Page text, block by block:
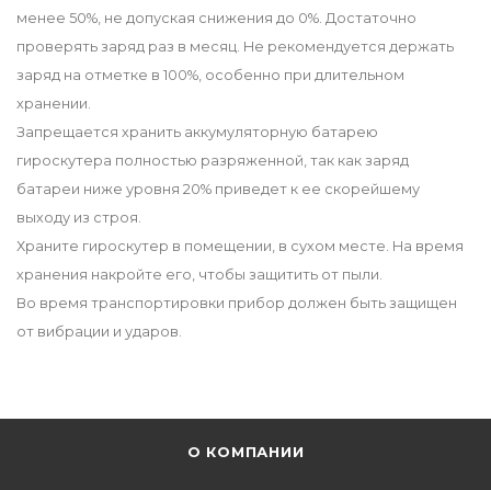
менее 50%, не допуская снижения до 0%. Достаточно
проверять заряд раз в месяц. Не рекомендуется держать
заряд на отметке в 100%, особенно при длительном
хранении.
Запрещается хранить аккумуляторную батарею
гироскутера полностью разряженной, так как заряд
батареи ниже уровня 20% приведет к ее скорейшему
выходу из строя.
Храните гироскутер в помещении, в сухом месте. На время
хранения накройте его, чтобы защитить от пыли.
Во время транспортировки прибор должен быть защищен
от вибрации и ударов.
О КОМПАНИИ